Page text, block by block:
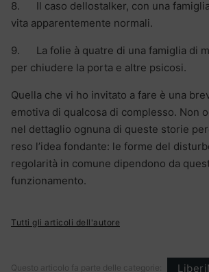
8. Il caso dellostalker, con una
vita apparentemente normali.
9. La folie à quatre di una famiglia di
per chiudere la porta e altre psicosi.
Quella che vi ho invitato a fare è una
emotiva di qualcosa di complesso. Non
nel dettaglio ognuna di queste storie
reso l’idea fondante: le forme del
regolarità in comune dipendono da
funzionamento.
Tutti gli articoli dell'autore
Questo articolo fa parte delle categorie: